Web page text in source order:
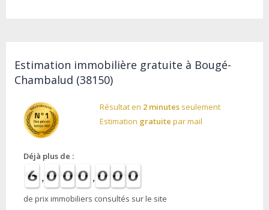
Estimation immobilière gratuite à Bougé-
Chambalud (38150)
Résultat en 2 minutesseulement
Estimation gratuite par mail
Déjà plus de :
de prix immobiliers consultés sur le site